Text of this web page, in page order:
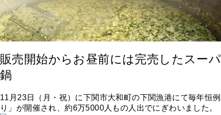
販売開始からお昼前には完売したスー
鍋
11月23日（月・祝）に下関市大和町の下関漁港にて毎年恒
り」が開催され、約6万5000人もの人出でにぎわいました。